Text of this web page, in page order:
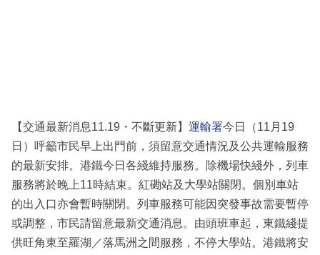
【交通最新消息11.19・不斷更新】 運輸署今日（11月19
日）呼籲市民早上出門前，須留意交通情況及公共運輸服務
的最新安排。港鐵今日各綫維持服務。除機場快綫外，列車
服務將於晚上11時結束。紅磡站及大學站關閉。個別車站
的出入口亦會暫時關閉。列車服務可能因突發事故需要暫停
或調整，市民請留意最新交通消息。由頭班車起，東鐵綫提
供旺角東至羅湖／落馬洲之間服務，不停大學站。港鐵將安